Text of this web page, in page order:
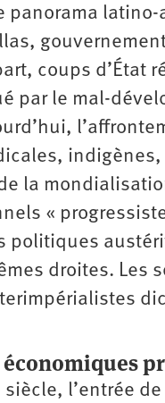
panorama
coups
par le mal-
la
«
politiques
droites. Les
économiques
l’entrée